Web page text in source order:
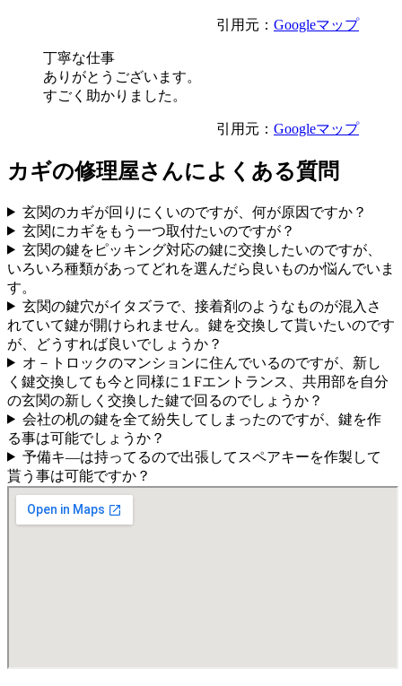
引用元： Googleマップ
丁寧な仕事
ありがとうございます。
すごく助かりました。
引用元： Googleマップ
カギの修理屋さんによくある質問
玄関のカギが回りにくいのですが、何が原因ですか？
玄関にカギをもう一つ取付たいのですが？
玄関の鍵をピッキング対応の鍵に交換したいのですが、
いろいろ種類があってどれを選んだら良いものか悩んでいま
す。
玄関の鍵穴がイタズラで、接着剤のようなものが混入さ
れていて鍵が開けられません。鍵を交換して貰いたいのです
が、どうすれば良いでしょうか？
オ－トロックのマンションに住んでいるのですが、新し
く鍵交換しても今と同様に１Fエントランス、共用部を自分
の玄関の新しく交換した鍵で回るのでしょうか？
会社の机の鍵を全て紛失してしまったのですが、鍵を作
る事は可能でしょうか？
予備キ―は持ってるので出張してスペアキーを作製して
貰う事は可能ですか？